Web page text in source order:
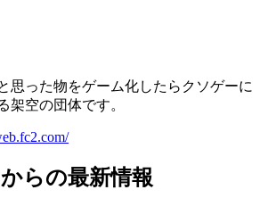
思った物をゲーム化したらクソゲーに
架空の団体です。
らの最新情報